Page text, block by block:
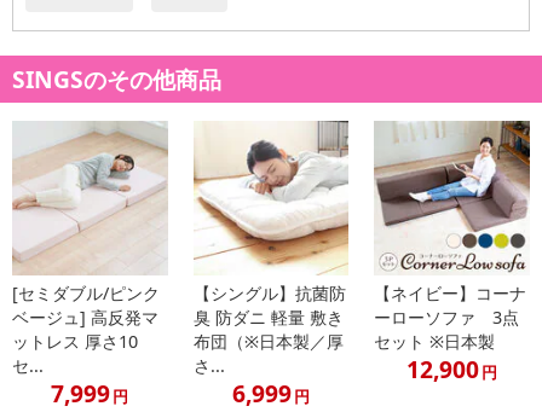
SINGSのその他商品
[セミダブル/ピンク
ベージュ] 高反発マ
ットレス 厚さ10
セ...
7,999円
【シングル】抗菌防
臭 防ダニ 軽量 敷き
布団（※日本製／厚
さ...
6,999円
【ネイビー】コーナ
ーローソファ 3点
セット ※日本製
12,900円